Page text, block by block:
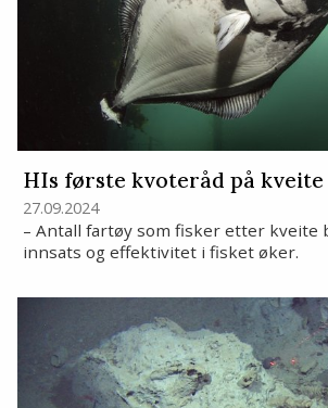
HIs første kvoteråd på
27.09.2024
– Antall fartøy som fisker etter kveite
innsats og effektivitet i fisket øker.